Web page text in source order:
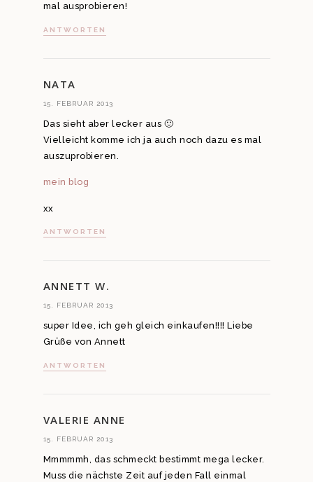
mal ausprobieren!
ANTWORTEN
NATA
15. FEBRUAR 2013
Das sieht aber lecker aus 🙂
Vielleicht komme ich ja auch noch dazu es mal
auszuprobieren.
mein blog
xx
ANTWORTEN
ANNETT W.
15. FEBRUAR 2013
super Idee, ich geh gleich einkaufen!!!! Liebe
Grüße von Annett
ANTWORTEN
VALERIE ANNE
15. FEBRUAR 2013
Mmmmmh, das schmeckt bestimmt mega lecker.
Muss die nächste Zeit auf jeden Fall einmal